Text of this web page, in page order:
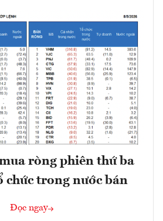
ròng phiên thứ ba
chức trong nước bán
Đọc ngay